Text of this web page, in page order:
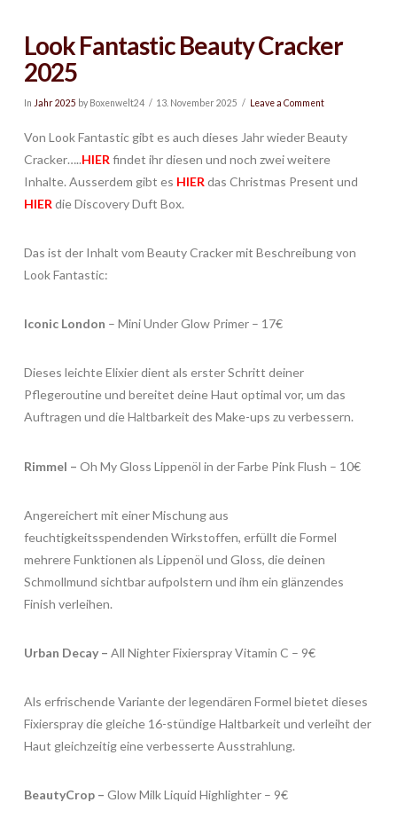
Look Fantastic Beauty Cracker
2025
In Jahr 2025 by Boxenwelt24 13. November 2025 Leave a Comment
Von Look Fantastic gibt es auch dieses Jahr wieder Beauty
Cracker…..HIER findet ihr diesen und noch zwei weitere
Inhalte. Ausserdem gibt es HIER das Christmas Present und
HIER die Discovery Duft Box.
Das ist der Inhalt vom Beauty Cracker mit Beschreibung von
Look Fantastic:
Iconic London – Mini Under Glow Primer – 17€
Dieses leichte Elixier dient als erster Schritt deiner
Pflegeroutine und bereitet deine Haut optimal vor, um das
Auftragen und die Haltbarkeit des Make-ups zu verbessern. ​
Rimmel – Oh My Gloss Lippenöl in der Farbe Pink Flush – 10€​
Angereichert mit einer Mischung aus
feuchtigkeitsspendenden Wirkstoffen, erfüllt die Formel
mehrere Funktionen als Lippenöl und Gloss, die deinen
Schmollmund sichtbar aufpolstern und ihm ein glänzendes
Finish verleihen. ​
Urban Decay – All Nighter Fixierspray Vitamin C – 9€​​
Als erfrischende Variante der legendären Formel bietet dieses
Fixierspray die gleiche 16-stündige Haltbarkeit und verleiht der
Haut gleichzeitig eine verbesserte Ausstrahlung. ​
BeautyCrop – Glow Milk Liquid Highlighter – 9€